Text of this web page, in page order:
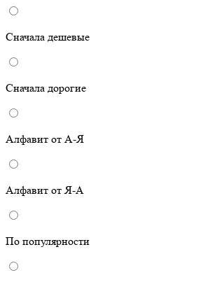
Сначала дешевые
Сначала дорогие
Алфавит от А-Я
Алфавит от Я-А
По популярности